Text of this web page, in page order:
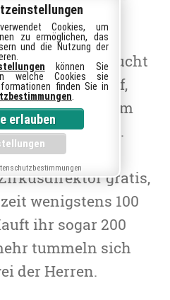
Stadt. Im
Farmiestaucht
ein NPC auf,
einlädt. Im
Aktionswochen.
gratis,
wenigstens 100
ihr sogar 200
tummeln sich
der Herren.
Cookies, um
zu ermöglichen, das
und die Nutzung der
können Sie
welche Cookies sie
finden Sie in